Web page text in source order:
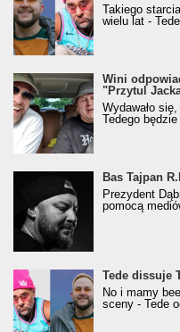
Takiego
wielu lat - Tede
Wini
"Przytul
Wydawało
Tedego będzie
Bas Tajpan
Prezydent
pomocą
Tede dissuje
No i mamy
sceny - Tede